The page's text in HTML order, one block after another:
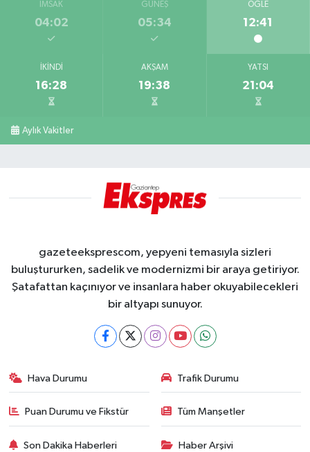
İMSAK
04:02
GÜNEŞ
05:34
ÖĞLE
12:41
İKINDI
16:28
AKŞAM
19:38
YATSI
21:04
Aylık Vakitler
gazeteeksprescom, yepyeni temasıyla sizleri
buluştururken, sadelik ve modernizmi bir araya getiriyor.
Şatafattan kaçınıyor ve insanlara haber okuyabilecekleri
bir altyapı sunuyor.
Hava Durumu Trafik Durumu
Puan Durumu ve Fikstür Tüm Manşetler
Son Dakika Haberleri Haber Arşivi